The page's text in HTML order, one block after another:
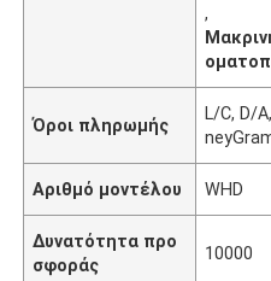
,
Όροι πληρωμής
L/C, D/
Αριθμό μοντέλου WHD
Δυνατότητα προ
σφοράς
10000